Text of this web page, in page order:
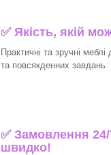
✅ Якість, якій
Практичні та зручні
та повсякденних завдань
✅ Замовлення
швидко!